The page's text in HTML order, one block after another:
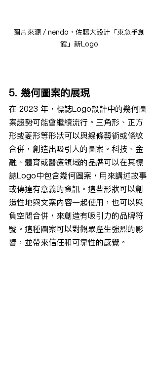
圖片來源／nendo，佐藤大設計「東急手創
館」新Logo
5. 幾何圖案的展現
在 2023 年，標誌Logo設計中的幾何圖
案趨勢可能會繼續流行。三角形、正方
形或菱形等形狀可以與線條藝術或條紋
合併，創造出吸引人的圖案。科技、金
融、體育或醫療領域的品牌可以在其標
誌Logo中包含幾何圖案，用來講述故事
或傳達有意義的資訊。這些形狀可以創
造性地與文案內容一起使用，也可以與
負空間合併，來創造有吸引力的品牌符
號。這種圖案可以對觀眾產生強烈的影
響，並帶來信任和可靠性的感覺。